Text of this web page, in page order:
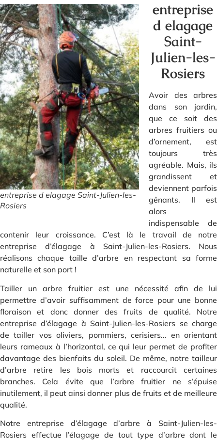
entreprise d elagage Saint-Julien-les-
Rosiers
entreprise
d elagage
Saint-
Julien-les-
Rosiers
Avoir des arbres
dans son jardin,
que ce soit des
arbres fruitiers ou
d’ornement, est
toujours très
agréable. Mais, ils
grandissent et
deviennent parfois
gênants. Il est
alors
indispensable de
contenir leur croissance. C’est là le travail de notre
entreprise d’élagage à Saint-Julien-les-Rosiers. Nous
réalisons chaque taille d’arbre en respectant sa forme
naturelle et son port !
Tailler un arbre fruitier est une nécessité afin de lui
permettre d’avoir suffisamment de force pour une bonne
floraison et donc donner des fruits de qualité. Notre
entreprise d’élagage à Saint-Julien-les-Rosiers se charge
de tailler vos oliviers, pommiers, cerisiers… en orientant
leurs rameaux à l’horizontal, ce qui leur permet de profiter
davantage des bienfaits du soleil. De même, notre tailleur
d’arbre retire les bois morts et raccourcit certaines
branches. Cela évite que l’arbre fruitier ne s’épuise
inutilement, il peut ainsi donner plus de fruits et de meilleure
qualité.
Notre entreprise d’élagage d’arbre à Saint-Julien-les-
Rosiers effectue l’élagage de tout type d’arbre dont le